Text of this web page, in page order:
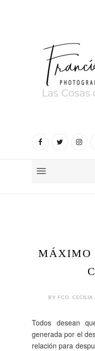
MÁXIMO
BY FCO. CECILIA
Todos desean
generada por el
relación para